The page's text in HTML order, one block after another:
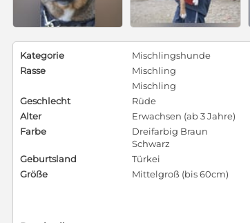
Kategorie
Mischlingshunde
Rasse
Mischling
Mischling
Geschlecht
Rüde
Alter
Erwachsen (ab 3 Jahre)
Farbe
Dreifarbig Braun
Schwarz
Geburtsland
Türkei
Größe
Mittelgroß (bis 60cm)